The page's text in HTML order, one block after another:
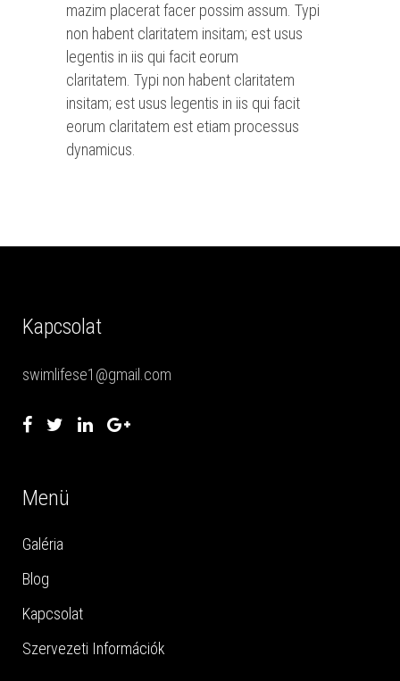
mazim placerat facer possim assum. Typi
non habent claritatem insitam; est usus
legentis in iis qui facit eorum
claritatem. Typi non habent claritatem
insitam; est usus legentis in iis qui facit
eorum claritatem est etiam processus
dynamicus.
Kapcsolat
swimlifese1@gmail.com
Menü
Galéria
Blog
Kapcsolat
Szervezeti Információk